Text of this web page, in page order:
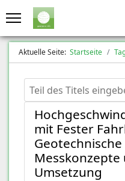
Aktuelle Seite: Startseite
Teil des Titels eingeben
mit Fester
Geotechnische
Umsetzung